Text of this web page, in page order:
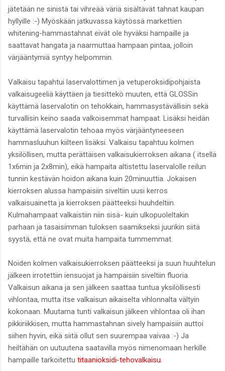
jätetään ne sinistä tai vihreää väriä sisältävät tahnat kaupan
hyllyille :-) Myöskään jatkuvassa käytössä markettien
whitening-hammastahnat eivät ole hyväksi hampaille ja
saattavat hangata ja naarmuttaa hampaan pintaa, jolloin
värjääntymiä syntyy helpommin.
Valkaisu tapahtui laservalottimen ja vetuperoksidipohjaista
valkaisugeeliä käyttäen ja tiesittekö muuten, että GLOSSin
käyttämä laservalotin on tehokkain, hammasystävällisin sekä
turvallisin keino saada valkoisemmat hampaat. Lisäksi heidän
käyttämä laservalotin tehoaa myös värjääntyneeseen
hammasluuhun kiilteen lisäksi. Valkaisu tapahtuu kolmen
yksilöllisen, mutta perättäisen valkaisukierroksen aikana ( itsellä
1x6min ja 2x8min), eikä hampaita altistettu laservalolle reilun
tunnin kestävän hoidon aikana kuin 20minuuttia. Jokaisen
kierroksen alussa hampaisiin siveltiin uusi kerros
valkaisuainetta ja kierroksen päätteeksi huuhdeltiin.
Kulmahampaat valkaistiin niin sisä- kuin ulkopuoleltakin
parhaan ja tasaisimman tuloksen saamikseksi juurikin siitä
syystä, että ne ovat muita hampaita tummemmat.
Noiden kolmen valkaisukierroksen päätteeksi ja suun huuhtelun
jälkeen irrotettiin iensuojat ja hampaisiin siveltiin fluoria.
Valkaisun aikana ja sen jälkeen saattaa tuntua yksilöllisesti
vihlontaa, mutta itse valkaisun aikaiselta vihlonnalta vältyin
kokonaan. Muutama tunti valkaisun jälkeen vihlontaa oli ihan
pikkiriikkisen, mutta hammastahnan sively hampaisiin auttoi
siihen hyvin, eikä siitä ollut sen suurempaa vaivaa :-) Ja
heiltähän on uutuutena saatavilla myös nimenomaan herkille
hampaille tarkoitettu titaanioksidi-tehovalkaisu